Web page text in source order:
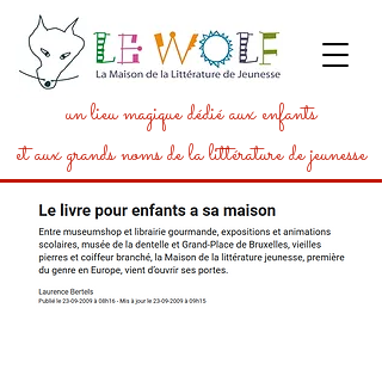
un lieu magique dédié aux enfants
et aux grands noms de la littérature de jeunesse